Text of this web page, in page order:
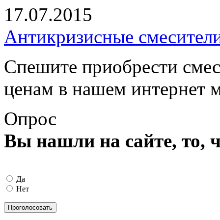
17.07.2015
Антикризисные
Спешите приобрести
ценам в нашем интернет
Опрос
Вы нашли на сайте, то,
Да
Нет